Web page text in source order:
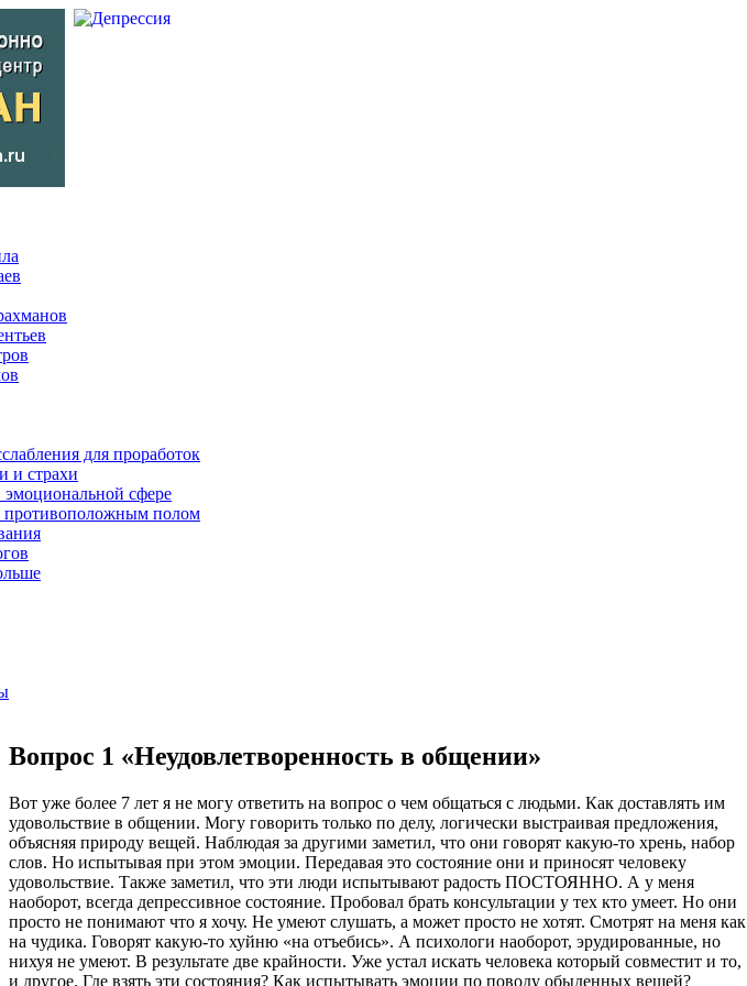
для проработок
и страхи
сфере
полом
Вопрос 1 «Неудовлетворенность в общении»
Вот уже более 7 лет я не могу ответить на вопрос о чем общаться с людьми. Как доставлять им
удовольствие в общении. Могу говорить только по делу, логически выстраивая предложения,
объясняя природу вещей. Наблюдая за другими заметил, что они говорят какую-то хрень, набор
слов. Но испытывая при этом эмоции. Передавая это состояние они и приносят человеку
удовольствие. Также заметил, что эти люди испытывают радость ПОСТОЯННО. А у меня
наоборот, всегда депрессивное состояние. Пробовал брать консультации у тех кто умеет. Но они
просто не понимают что я хочу. Не умеют слушать, а может просто не хотят. Смотрят на меня как
на чудика. Говорят какую-то хуйню «на отъебись». А психологи наоборот, эрудированные, но
нихуя не умеют. В результате две крайности. Уже устал искать человека который совместит и то,
и другое. Где взять эти состояния? Как испытывать эмоции по поводу обыденных вещей?